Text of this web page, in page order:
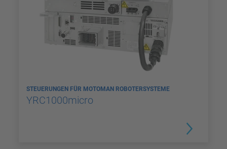
STEUERUNGEN FÜR MOTOMAN ROBOTERSYSTEME
YRC1000micro